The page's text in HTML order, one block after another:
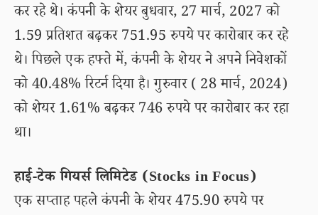
कर रहे थे। कंपनी के शेयर बुधवार, 27 मार्च, 2027 को
1.59 प्रतिशत बढ़कर 751.95 रुपये पर कारोबार कर रहे
थे। पिछले एक हफ्ते में, कंपनी के शेयर ने अपने निवेशकों
को 40.48% रिटर्न दिया है। गुरुवार ( 28 मार्च, 2024)
को शेयर 1.61% बढ़कर 746 रुपये पर कारोबार कर रहा
था।
हाई-टेक गियर्स लिमिटेड (Stocks in Focus)
एक सप्ताह पहले कंपनी के शेयर 475.90 रुपये पर